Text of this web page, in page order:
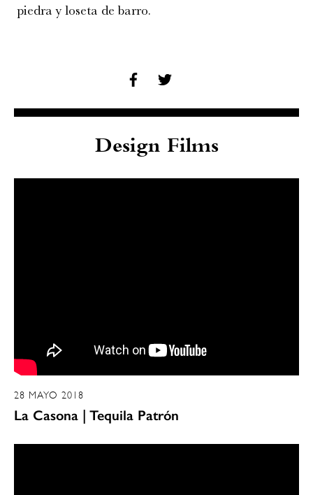
piedra y loseta de barro.
Design Films
28 MAYO 2018
La Casona | Tequila Patrón